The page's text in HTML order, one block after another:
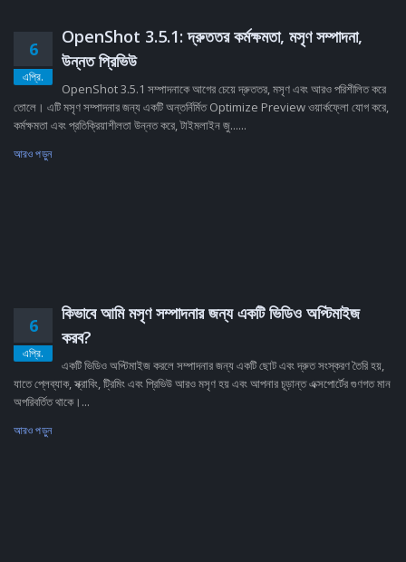
6
এপ্রি.
OpenShot 3.5.1: দ্রুততর কর্মক্ষমতা, মসৃণ সম্পাদনা,
উন্নত প্রিভিউ
OpenShot 3.5.1 সম্পাদনাকে আগের চেয়ে দ্রুততর, মসৃণ এবং আরও পরিশীলিত করে
তোলে। এটি মসৃণ সম্পাদনার জন্য একটি অন্তর্নির্মিত Optimize Preview ওয়ার্কফ্লো যোগ করে,
কর্মক্ষমতা এবং প্রতিক্রিয়াশীলতা উন্নত করে, টাইমলাইন জু......
আরও পড়ুন
6
এপ্রি.
কিভাবে আমি মসৃণ সম্পাদনার জন্য একটি ভিডিও অপ্টিমাইজ
করব?
একটি ভিডিও অপ্টিমাইজ করলে সম্পাদনার জন্য একটি ছোট এবং দ্রুত সংস্করণ তৈরি হয়,
যাতে প্লেব্যাক, স্ক্রাবিং, ট্রিমিং এবং প্রিভিউ আরও মসৃণ হয় এবং আপনার চূড়ান্ত এক্সপোর্টের গুণগত মান
অপরিবর্তিত থাকে।...
আরও পড়ুন